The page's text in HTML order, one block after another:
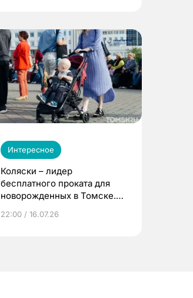
Интересное
Коляски – лидер
бесплатного проката для
новорожденных в Томске.
22:00 / 16.07.26